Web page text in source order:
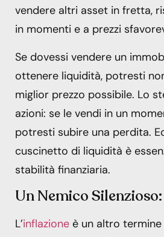
vendere altri asset in fretta,
in momenti e a prezzi
Se dovessi vendere un
ottenere liquidità, potresti
miglior prezzo possibile. Lo
azioni: se le vendi in un
potresti subire una perdita.
cuscinetto di liquidità è
stabilità finanziaria.
Un Nemico
L’inflazione è un altro